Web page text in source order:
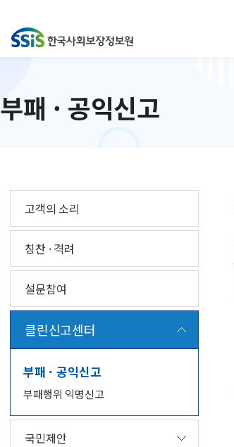
부패 · 공익신고
고객의 소리
칭찬 · 격려
설문참여
클린신고센터
부패 · 공익신고
부패행위 익명신고
국민제안